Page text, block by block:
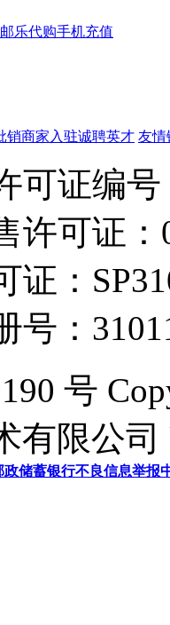
邮乐代购手机充值
销商家入驻诚聘英才 友情
可证编
许可证：
证：
号：
号
有限公司
政储蓄银行不良信息举报